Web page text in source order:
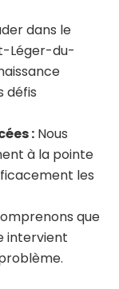
dans le
Léger-du-
défis
: Nous
à la pointe
les
que
intervient